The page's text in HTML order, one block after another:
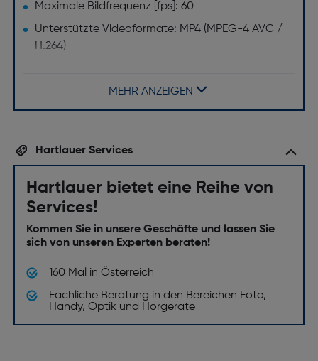
Maximale Bildfrequenz [fps]: 60
Unterstützte Videoformate: MP4 (MPEG-4 AVC /
H.264)
Blickwinkel (FOV) ["]: 83°
Bitrate bei maximaler Videoauflösung [Mbit/s]: 100
Sensor-Typ: CMOS
Kamerasensor 1: 1/2,3″ CMOS
Lieferumfang
Mitgelieferte Kabel: DJI RC-N1C
Fernsteuerungskabel (USB-C), DJI RC-N1C
MEHR ANZEIGEN
Hartlauer Services
Hartlauer bietet eine Reihe von
Services!
Kommen Sie in unsere Geschäfte und lassen Sie
sich von unseren Experten beraten!
160 Mal in Österreich
Fachliche Beratung in den Bereichen Foto,
Handy, Optik und Hörgeräte